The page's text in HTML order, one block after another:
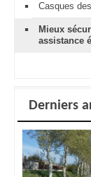
Casques
Mieux
assistance
Derniers